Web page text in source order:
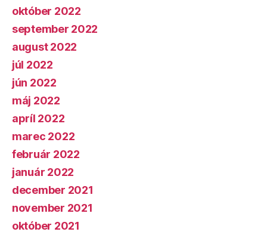
október 2022
september 2022
august 2022
júl 2022
jún 2022
máj 2022
apríl 2022
marec 2022
február 2022
január 2022
december 2021
november 2021
október 2021